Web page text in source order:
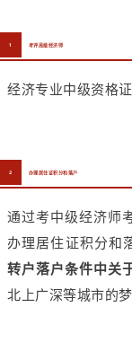
1 考评高级经济师
经济专业中级资格
2 办理居住证积分和落户
通过考中级经济师
办理居住证积分和
转户落户条件中关
北上广深等城市的梦